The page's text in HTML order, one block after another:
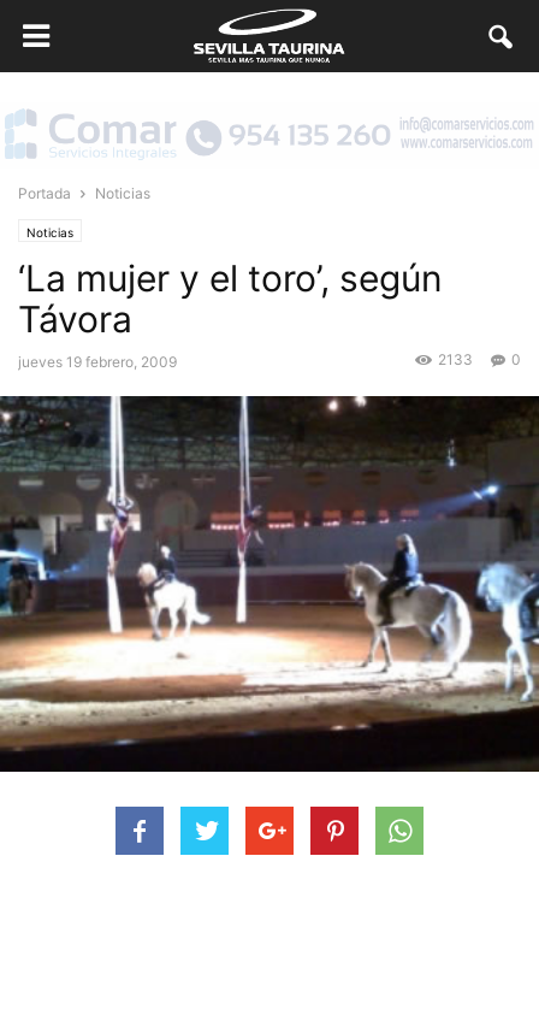
Portada Noticias
Noticias
‘La mujer y el toro’, según
Távora
jueves 19 febrero, 2009 0
2133